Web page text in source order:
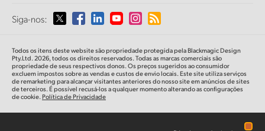
Monitoramento
Armazenamento em Rede
Roteamento e Distribuição
Streaming e Codificação
Imprensa
Selecione seu país ou território
Australia
Austria
Siga-nos:
Todos os itens deste website são propriedade protegida pela Blackmagic Design
Pty.Ltd. 2026, todos os direitos reservados. Todas as marcas comerciais são
propriedade de seus respectivos donos. Os preços sugeridos ao consumidor
excluem impostos sobre as vendas e custos de envio locais. Este site utiliza serviços
de remarketing para alcançar visitantes anteriores do nosso site em anúncios de sites
de terceiros. É possível recusá-los a qualquer momento alterando as configurações
de cookie.Política de Privacidade